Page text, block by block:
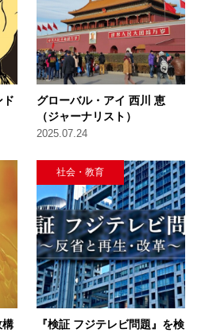
グローバル・アイ 西川 恵
（ジャーナリスト）
2025.07.24
社会・教育
『検証 フジテレビ問題』を検